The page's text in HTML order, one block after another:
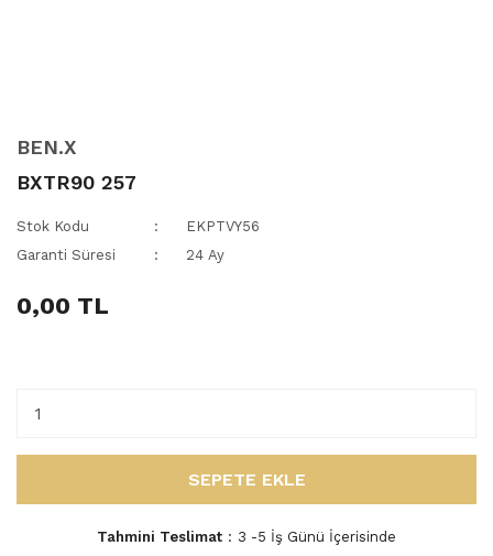
BEN.X
BXTR90 257
Stok Kodu
EKPTVY56
Garanti Süresi
24 Ay
0,00 TL
SEPETE EKLE
Tahmini Teslimat 3 -5 İş Günü İçerisinde